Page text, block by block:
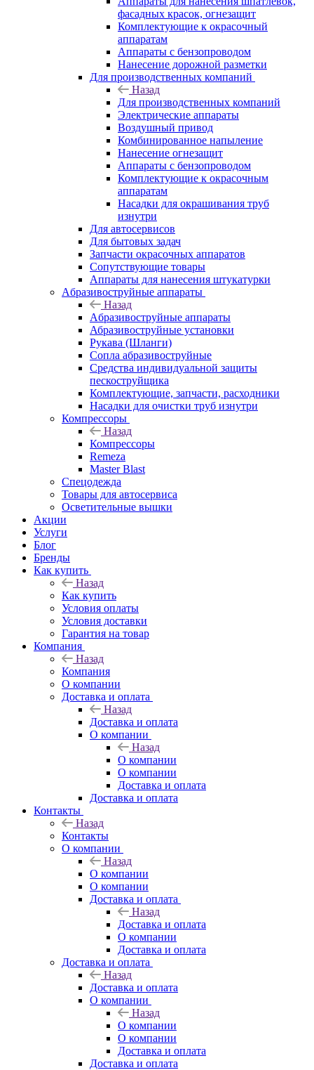
фасадных красок, огнезащит
Комплектующие к окрасочный
аппаратам
Аппараты с бензопроводом
Нанесение дорожной разметки
Для производственных компаний
Назад
Для производственных компаний
Электрические аппараты
Воздушный привод
Комбинированное напыление
Нанесение огнезащит
Аппараты с бензопроводом
Комплектующие к окрасочным
аппаратам
Насадки для окрашивания труб
изнутри
Для автосервисов
Для бытовых задач
Запчасти окрасочных аппаратов
Сопутствующие товары
Аппараты для нанесения штукатурки
Aбразивоструйные аппараты
Назад
Aбразивоструйные аппараты
Абразивоструйные установки
Рукава (Шланги)
Сопла абразивоструйные
Средства индивидуальной защиты
пескоструйщика
Комплектующие, запчасти, расходники
Насадки для очистки труб изнутри
Компрессоры
Назад
Компрессоры
Remeza
Master Blast
Спецодежда
Товары для автосервиса
Осветительные вышки
Акции
Услуги
Блог
Бренды
Как купить
Назад
Как купить
Условия оплаты
Условия доставки
Гарантия на товар
Компания
Назад
Компания
О компании
Доставка и оплата
Назад
Доставка и оплата
О компании
Назад
О компании
О компании
Доставка и оплата
Доставка и оплата
Контакты
Назад
Контакты
О компании
Назад
О компании
О компании
Доставка и оплата
Назад
Доставка и оплата
О компании
Доставка и оплата
Доставка и оплата
Назад
Доставка и оплата
О компании
Назад
О компании
О компании
Доставка и оплата
Доставка и оплата